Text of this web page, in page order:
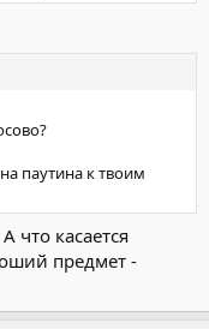
паутина к твоим
что касается
предмет -